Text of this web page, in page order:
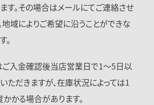
す。その場合はメールにてご連絡させ
地域によりご希望に沿うことができな
。
入金確認後当店営業日で1〜5日以
ただきますが、在庫状況によっては1
かる場合があります。